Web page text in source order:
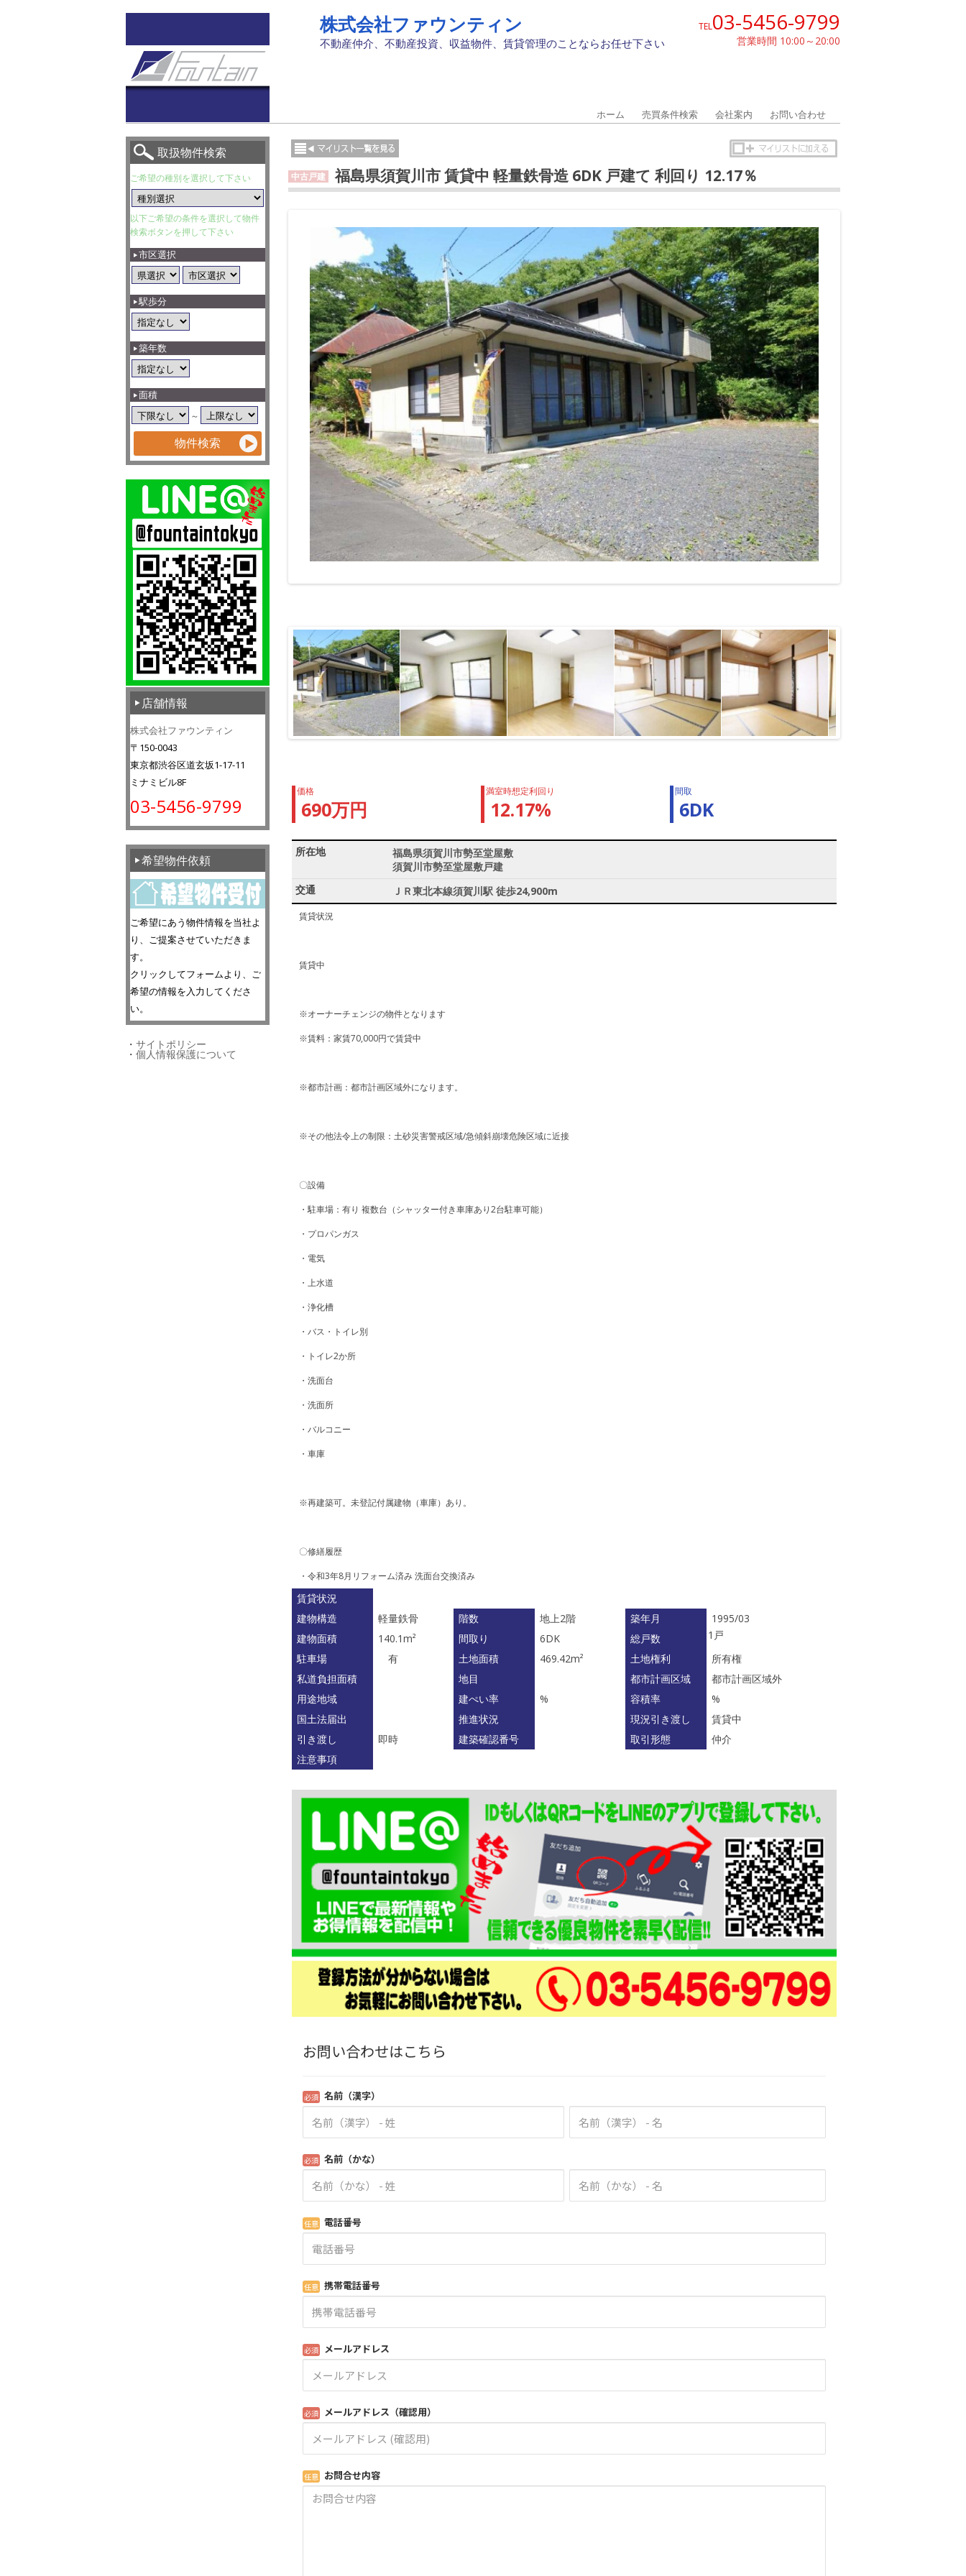
株式会社ファウンティン
不動産仲介、不動産投資、収益物件、賃貸管理のことならお任せ下さい 営業時間 10:00～20:00
TEL03-5456-9799
ホーム 売買条件検索 会社案内 お問い合わせ
中古戸建 福島県須賀川市 賃貸中 軽量鉄骨造 6DK 戸建て 利回り 12.17％
価格
690万円
満室時想定利回り
12.17%
間取
6DK
所在地
福島県須賀川市勢至堂屋敷
須賀川市勢至堂屋敷戸建
交通
ＪＲ東北本線須賀川駅 徒歩24,900m
賃貸状況
賃貸中
※オーナーチェンジの物件となります
※賃料：家賃70,000円で賃貸中
※都市計画：都市計画区域外になります。
※その他法令上の制限：土砂災害警戒区域/急傾斜崩壊危険区域に近接
〇設備
・駐車場：有り 複数台（シャッター付き車庫あり2台駐車可能）
・プロパンガス
・電気
・上水道
・浄化槽
・バス・トイレ別
・トイレ2か所
・洗面台
・洗面所
・バルコニー
・車庫
※再建築可。未登記付属建物（車庫）あり。
〇修繕履歴
・令和3年8月リフォーム済み 洗面台交換済み
賃貸状況
建物構造
軽量鉄骨 階数 地上2階 築年月
1995/03
建物面積
140.1m² 間取り 6DK 総戸数
1戸
駐車場
有 土地面積 469.42m² 土地権利
所有権
私道負担面積
地目 都市計画区域
都市計画区域外
用途地域
建ぺい率 % 容積率
%
国土法届出
推進状況 現況引き渡し
賃貸中
引き渡し
即時 建築確認番号 取引形態
仲介
注意事項
取扱物件検索
ご希望の種別を選択して下さい
以下ご希望の条件を選択して物件
検索ボタンを押して下さい
市区選択
駅歩分
築年数
面積
～
店舗情報
株式会社ファウンティン
〒150-0043
東京都渋谷区道玄坂1-17-11
ミナミビル8F
03-5456-9799
希望物件依頼
ご希望にあう物件情報を当社よ
り、ご提案させていただきま
す。
クリックしてフォームより、ご
希望の情報を入力してくださ
い。
・ サイトポリシー
・ 個人情報保護について